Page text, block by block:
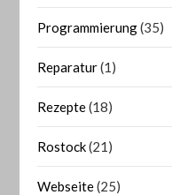
Programmierung(35)
Reparatur(1)
Rezepte(18)
Rostock(21)
Webseite(25)